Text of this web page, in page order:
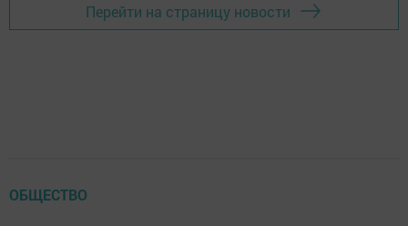
Перейти на страницу новости
ОБЩЕСТВО